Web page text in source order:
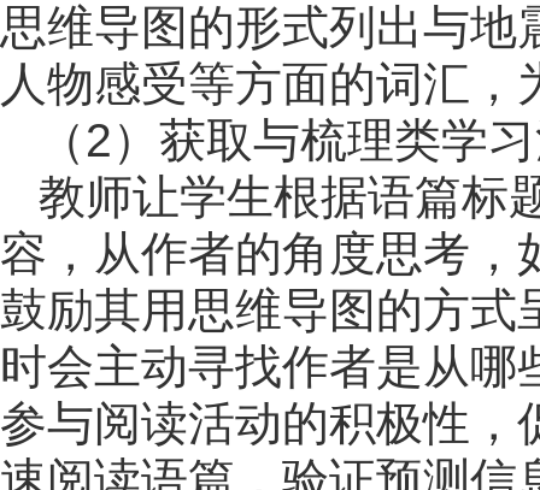
思维导图的形式列出与地
人物感受等方面的词汇
（2）获取与梳理类学
教师让学生根据语篇标
容，从作者的角度思考，
鼓励其用思维导图的方式
时会主动寻找作者是从
参与阅读活动的积极性，